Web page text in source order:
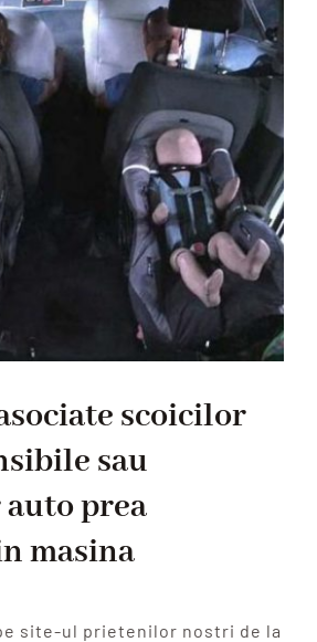
scoicilor
sau
prea
masina
site-ul prietenilor nostri de la